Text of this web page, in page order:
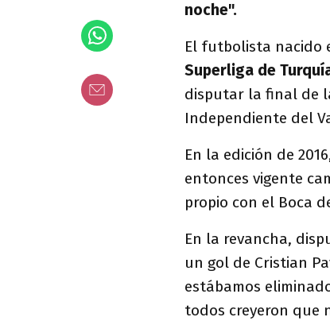
noche".
El futbolista nacido
Superliga de
disputar la final de
Independiente del
En la edición de
entonces vigente
propio con el Boca
En la revancha,
un gol de Cristian
estábamos
todos creyeron que